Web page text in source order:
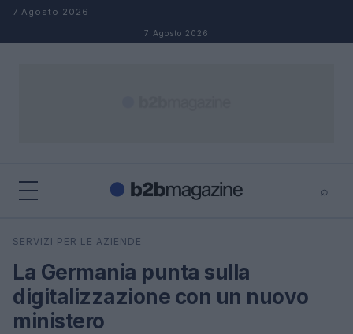
Salta al contenuto
7 Agosto 2026
7 Agosto 2026
⌕
Cerca
SERVIZI PER LE AZIENDE
La Germania punta sulla
digitalizzazione con un nuovo
ministero